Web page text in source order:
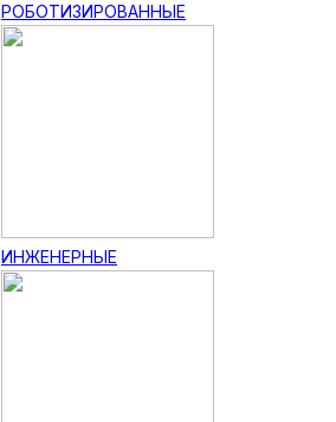
РОБОТИЗИРОВАННЫЕ
ИНЖЕНЕРНЫЕ